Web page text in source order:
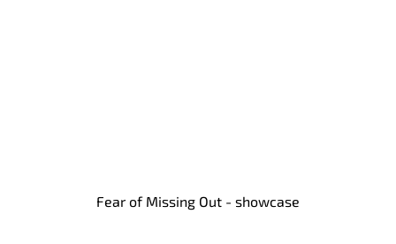
Fear of Missing Out - showcase